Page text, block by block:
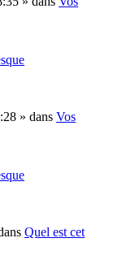
» dans Vos
Quel est cet